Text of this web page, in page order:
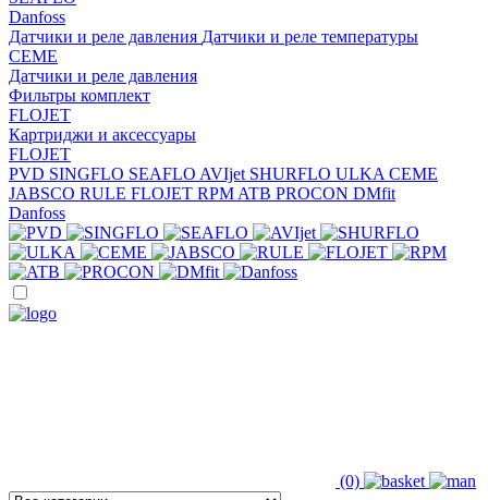
Danfoss
Датчики и реле давления Датчики и реле температуры
CEME
Датчики и реле давления
Фильтры комплект
FLOJET
Картриджи и аксессуары
FLOJET
PVD SINGFLO SEAFLO AVIjet SHURFLO ULKA CEME
JABSCO RULE FLOJET RPM ATB PROCON DMfit
Danfoss
(0)